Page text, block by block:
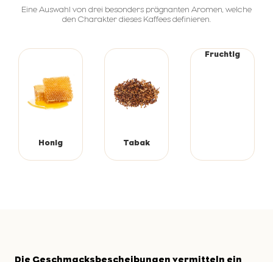
Eine Auswahl von drei besonders prägnanten Aromen, welche
den Charakter dieses Kaffees definieren.
Honig Tabak
Fruchtig
Die Geschmacksbescheibungen vermitteln ein